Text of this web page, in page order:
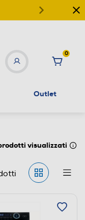
0
Outlet
visualizzati